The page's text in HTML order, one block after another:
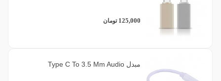
125,000 تومان
مبدل Type C To 3.5 Mm Audio